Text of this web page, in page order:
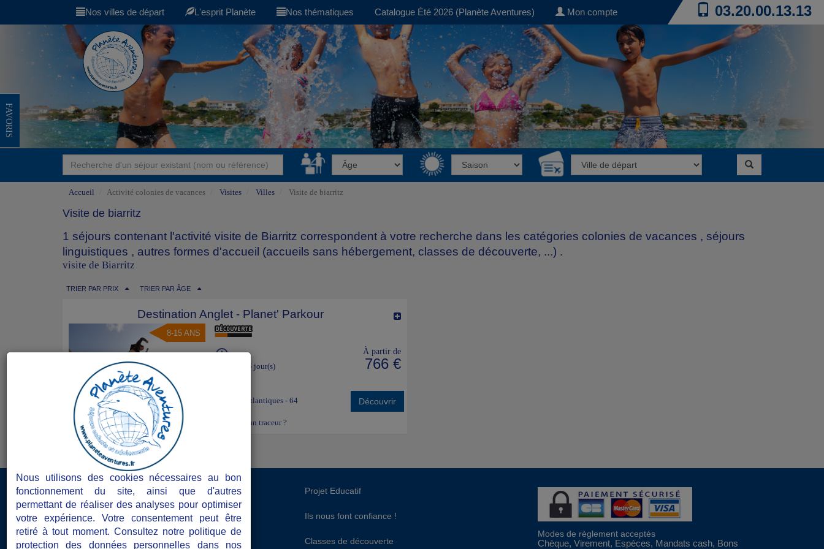
Nos villes de départ L'esprit Planète Nos thématiques Catalogue Été 2026 (Planète Aventures) Mon compte 03.20.00.13.13
FAVORIS
Accueil Activité colonies de vacances Visites Villes Visite de biarritz
Visite de biarritz
1 séjours contenant l'activité visite de Biarritz correspondent à votre recherche dans les catégories colonies de vacances , séjours
linguistiques , autres formes d'accueil (accueils sans hébergement, classes de découverte, ...) .
visite de Biarritz
TRIER PAR PRIX TRIER PAR ÂGE
Destination Anglet - Planet' Parkour
8-15 ANS
Séjour de 6 jour(s)
Pyrenees-atlantiques - 64
À partir de
766 €
Découvrir
Tu adores franchir des obstacles ? Tu rêves de devenir un traceur ?
Accès Directeurs de séjours
Les atouts de Planète Aventures
Les documents obligatoires
Projet Educatif
Ils nous font confiance !
Classes de découverte
Modes de règlement acceptés
Chèque, Virement, Espèces, Mandats cash, Bons
Nous utilisons des cookies nécessaires au bon
fonctionnement du site, ainsi que d'autres
permettant de réaliser des analyses pour optimiser
votre expérience. Votre consentement peut être
retiré à tout moment. Consultez notre politique de
protection des données personnelles dans nos